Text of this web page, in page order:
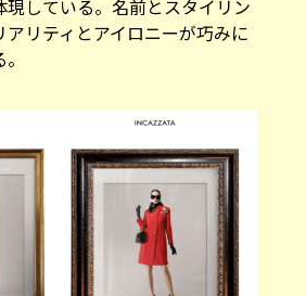
アリティとアイロニーが巧みに